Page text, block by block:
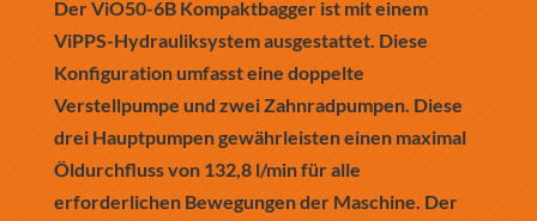
Der ViO50-6B Kompaktbagger ist mit einem
ViPPS-Hydrauliksystem ausgestattet. Diese
Konfiguration umfasst eine doppelte
Verstellpumpe und zwei Zahnradpumpen. Diese
drei Hauptpumpen gewährleisten einen maximal
Öldurchfluss von 132,8 l/min für alle
erforderlichen Bewegungen der Maschine. Der